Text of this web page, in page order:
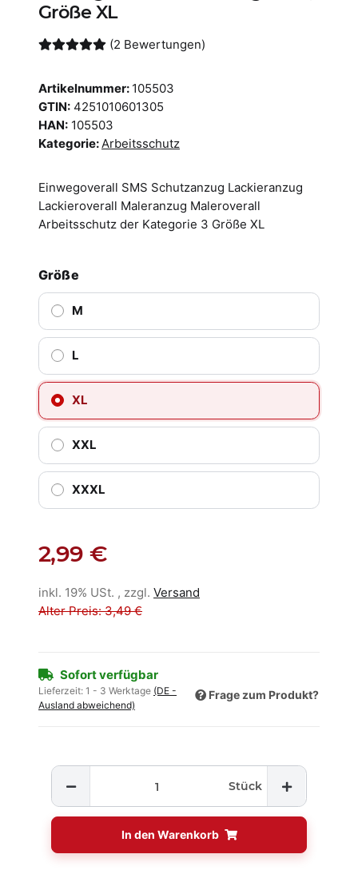
Größe XL
(2 Bewertungen)
Artikelnummer: 105503
GTIN: 4251010601305
HAN: 105503
Kategorie: Arbeitsschutz
Einwegoverall SMS Schutzanzug Lackieranzug
Lackieroverall Maleranzug Maleroverall
Arbeitsschutz der Kategorie 3 Größe XL
Größe
M
L
XL
XXL
XXXL
2,99 €
inkl. 19% USt. , zzgl. Versand
Alter Preis: 3,49 €
Sofort verfügbar
Lieferzeit: 1 - 3 Werktage (DE -
Ausland abweichend)
Frage zum Produkt?
Stück
In den Warenkorb